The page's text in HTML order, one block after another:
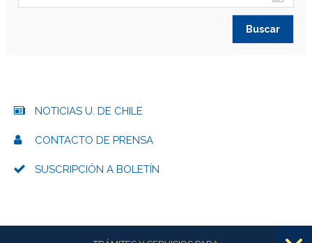
NOTICIAS U. DE CHILE
CONTACTO DE PRENSA
SUSCRIPCIÓN A BOLETÍN
Más información